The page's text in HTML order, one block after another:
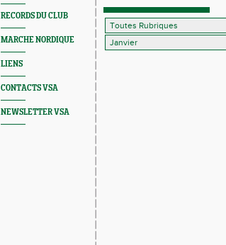
RECORDS DU CLUB
MARCHE NORDIQUE
LIENS
CONTACTS VSA
NEWSLETTER VSA